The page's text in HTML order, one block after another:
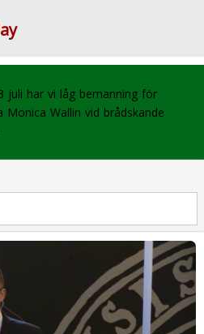
juli har vi låg bemanning för
Monica Wallin vid brådskande